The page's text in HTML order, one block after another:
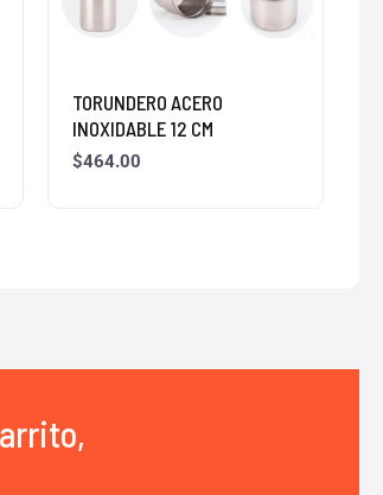
TORUNDERO ACERO
INOXIDABLE 12 CM
$464.00